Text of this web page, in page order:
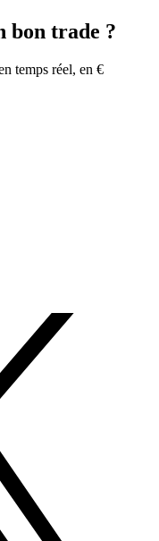
bon trade ?
temps réel, en €